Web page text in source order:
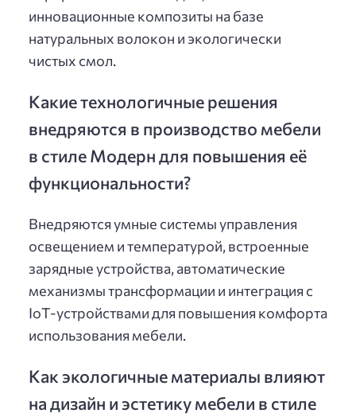
инновационные композиты на базе
натуральных волокон и экологически
чистых смол.
Какие технологичные решения
внедряются в производство мебели
в стиле Модерн для повышения её
функциональности?
Внедряются умные системы управления
освещением и температурой, встроенные
зарядные устройства, автоматические
механизмы трансформации и интеграция с
IoT-устройствами для повышения комфорта
использования мебели.
Как экологичные материалы влияют
на дизайн и эстетику мебели в стиле